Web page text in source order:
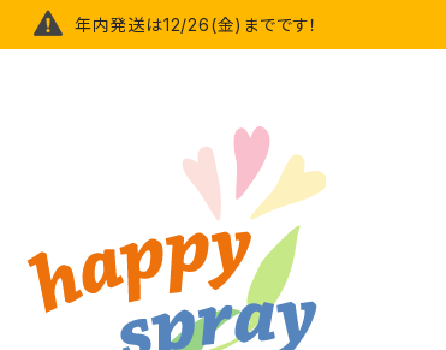
年内発送は12/26(金)までです！